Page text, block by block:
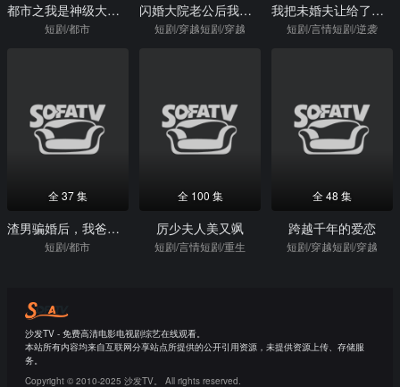
都市之我是神级大反派
短剧/都市
闪婚大院老公后我又又又揣崽啦
短剧/穿越短剧/穿越
我把未婚夫让给了闺蜜
短剧/言情短剧/逆袭
全 37 集
渣男骗婚后，我爸让他跪地求饶
短剧/都市
全 100 集
厉少夫人美又飒
短剧/言情短剧/重生
全 48 集
跨越千年的爱恋
短剧/穿越短剧/穿越
沙发TV - 免费高清电影电视剧综艺在线观看。
本站所有内容均来自互联网分享站点所提供的公开引用资源，未提供资源上传、存储服
务。
Copyright © 2010-2025 沙发TV。 All rights reserved.